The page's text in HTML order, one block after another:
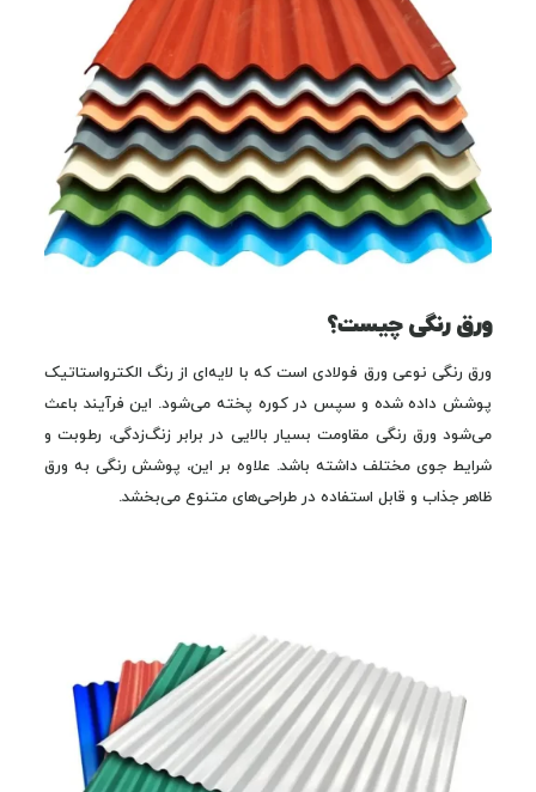
ورق رنگی چیست؟
ورق رنگی نوعی ورق فولادی است که با لایه‌ای از رنگ الکترواستاتیک
پوشش داده شده و سپس در کوره پخته می‌شود. این فرآیند باعث
می‌شود ورق رنگی مقاومت بسیار بالایی در برابر زنگ‌زدگی، رطوبت و
شرایط جوی مختلف داشته باشد. علاوه بر این، پوشش رنگی به ورق
ظاهر جذاب و قابل استفاده در طراحی‌های متنوع می‌بخشد.